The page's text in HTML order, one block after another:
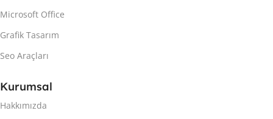
Microsoft Office
Grafik Tasarım
Seo Araçları
Kurumsal
Hakkımızda